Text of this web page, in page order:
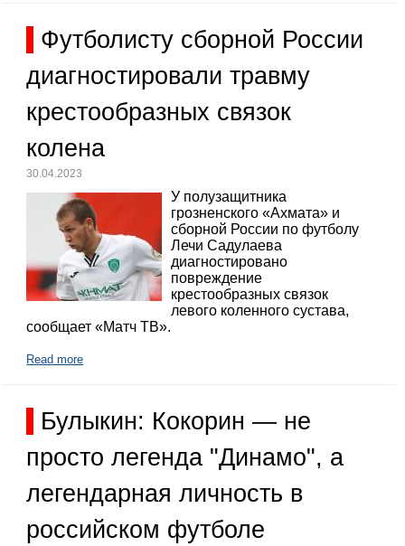
Футболисту сборной России
диагностировали травму
крестообразных связок
колена
30.04.2023
У полузащитника
грозненского «Ахмата» и
сборной России по футболу
Лечи Садулаева
диагностировано
повреждение
крестообразных связок
левого коленного сустава,
сообщает «Матч ТВ».
Read more
Булыкин: Кокорин — не
просто легенда "Динамо", а
легендарная личность в
российском футболе